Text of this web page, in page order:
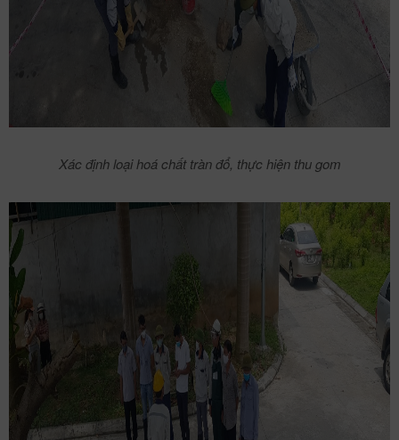
Xác định loại hoá chất tràn đổ, thực hiện thu gom